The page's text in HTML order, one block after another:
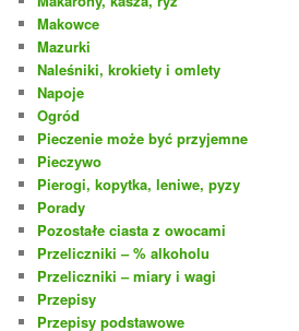
Makowce
Mazurki
Naleśniki, krokiety i omlety
Napoje
Ogród
Pieczenie może być przyjemne
Pieczywo
Pierogi, kopytka, leniwe, pyzy
Porady
Pozostałe ciasta z owocami
Przeliczniki – % alkoholu
Przeliczniki – miary i wagi
Przepisy
Przepisy podstawowe